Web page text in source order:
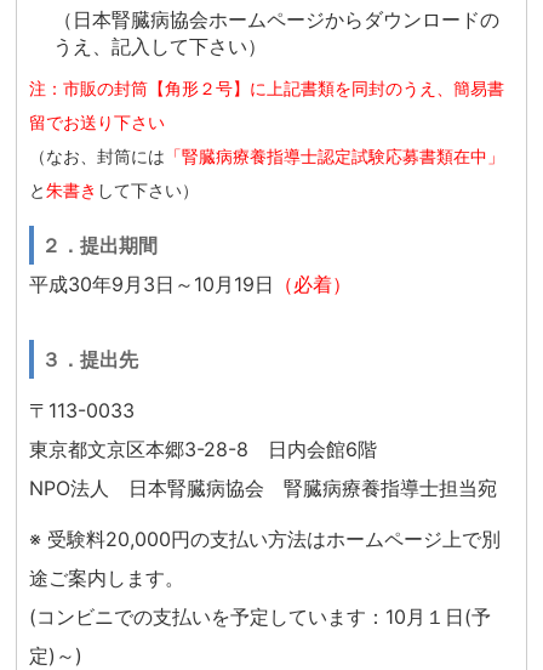
（日本腎臓病協会ホームページからダウンロードの
うえ、記入して下さい）
注：市販の封筒【角形２号】に上記書類を同封のうえ、簡易書
留でお送り下さい
（なお、封筒には 「腎臓病療養指導士認定試験応募書類在中」
と朱書き して下さい）
２．提出期間
平成30年9月3日～10月19日 （必着）
３．提出先
〒113-0033
東京都文京区本郷3-28-8 日内会館6階
NPO法人 日本腎臓病協会 腎臓病療養指導士担当宛
※ 受験料20,000円の支払い方法はホームページ上で別
途ご案内します。
(コンビニでの支払いを予定しています：10月１日(予
定)～)